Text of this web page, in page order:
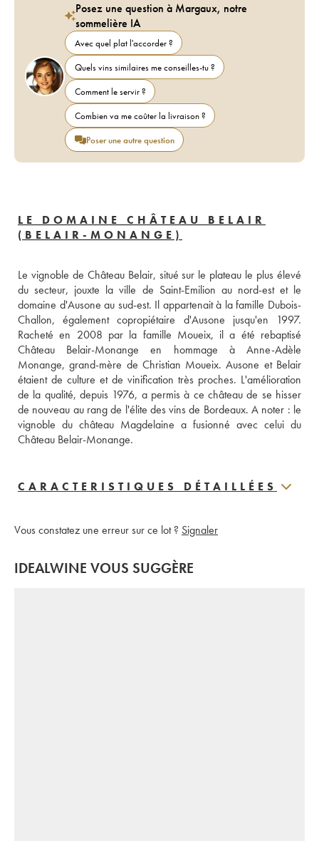
Posez une question à Margaux, notre
sommelière IA
Avec quel plat l'accorder ?
Quels vins similaires me conseilles-tu ?
Comment le servir ?
Combien va me coûter la livraison ?
Poser une autre question
LE DOMAINE CHÂTEAU BELAIR
(BELAIR-MONANGE)
Le vignoble de Château Belair, situé sur le plateau le plus élevé
du secteur, jouxte la ville de Saint-Emilion au nord-est et le
domaine d'Ausone au sud-est. Il appartenait à la famille Dubois-
Challon, également copropiétaire d'Ausone jusqu'en 1997.
Racheté en 2008 par la famille Moueix, il a été rebaptisé
Château Belair-Monange en hommage à Anne-Adèle
Monange, grand-mère de Christian Moueix. Ausone et Belair
étaient de culture et de vinification très proches. L'amélioration
de la qualité, depuis 1976, a permis à ce château de se hisser
de nouveau au rang de l'élite des vins de Bordeaux. A noter : le
vignoble du château Magdelaine a fusionné avec celui du
Château Belair-Monange.
CARACTERISTIQUES DÉTAILLÉES
Vous constatez une erreur sur ce lot ? Signaler
IDEALWINE VOUS SUGGÈRE